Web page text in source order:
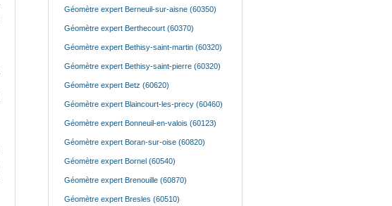
Géomètre expert Berneuil-sur-aisne (60350)
Géomètre expert Berthecourt (60370)
Géomètre expert Bethisy-saint-martin (60320)
Géomètre expert Bethisy-saint-pierre (60320)
Géomètre expert Betz (60620)
Géomètre expert Blaincourt-les-precy (60460)
Géomètre expert Bonneuil-en-valois (60123)
Géomètre expert Boran-sur-oise (60820)
Géomètre expert Bornel (60540)
Géomètre expert Brenouille (60870)
Géomètre expert Bresles (60510)